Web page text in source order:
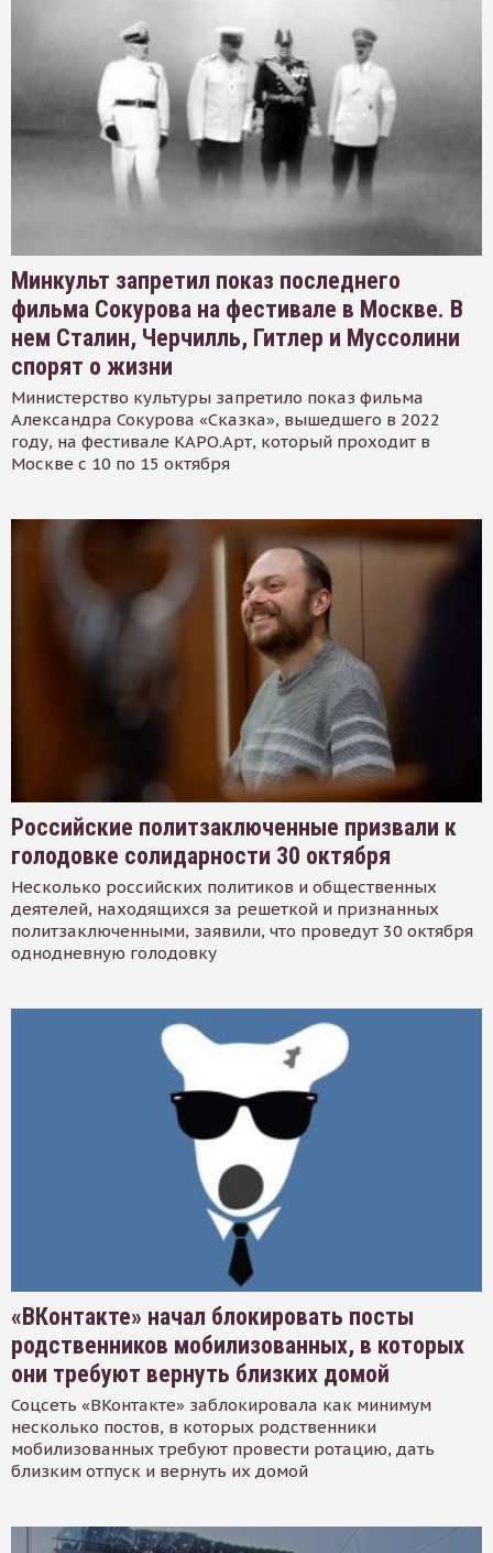
Минкульт запретил показ последнего
фильма Сокурова на фестивале в Москве. В
нем Сталин, Черчилль, Гитлер и Муссолини
спорят о жизни
Министерство культуры запретило показ фильма
Александра Сокурова «Сказка», вышедшего в 2022
году, на фестивале КАРО.Арт, который проходит в
Москве с 10 по 15 октября
Российские политзаключенные призвали к
голодовке солидарности 30 октября
Несколько российских политиков и общественных
деятелей, находящихся за решеткой и признанных
политзаключенными, заявили, что проведут 30 октября
однодневную голодовку
«ВКонтакте» начал блокировать посты
родственников мобилизованных, в которых
они требуют вернуть близких домой
Соцсеть «ВКонтакте» заблокировала как минимум
несколько постов, в которых родственники
мобилизованных требуют провести ротацию, дать
близким отпуск и вернуть их домой